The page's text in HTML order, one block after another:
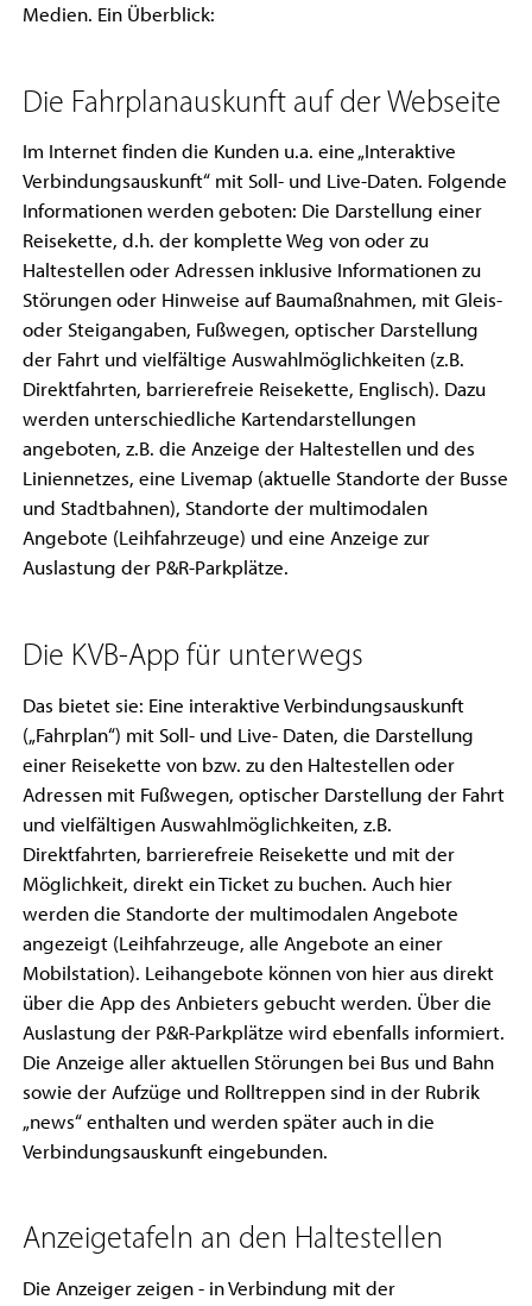
Medien. Ein Überblick:
Die Fahrplanauskunft auf der Webseite
Im Internet finden die Kunden u.a. eine „Interaktive
Verbindungsauskunft“ mit Soll- und Live-Daten. Folgende
Informationen werden geboten: Die Darstellung einer
Reisekette, d.h. der komplette Weg von oder zu
Haltestellen oder Adressen inklusive Informationen zu
Störungen oder Hinweise auf Baumaßnahmen, mit Gleis-
oder Steigangaben, Fußwegen, optischer Darstellung
der Fahrt und vielfältige Auswahlmöglichkeiten (z.B.
Direktfahrten, barrierefreie Reisekette, Englisch). Dazu
werden unterschiedliche Kartendarstellungen
angeboten, z.B. die Anzeige der Haltestellen und des
Liniennetzes, eine Livemap (aktuelle Standorte der Busse
und Stadtbahnen), Standorte der multimodalen
Angebote (Leihfahrzeuge) und eine Anzeige zur
Auslastung der P&R-Parkplätze.
Die KVB-App für unterwegs
Das bietet sie: Eine interaktive Verbindungsauskunft
(„Fahrplan“) mit Soll- und Live- Daten, die Darstellung
einer Reisekette von bzw. zu den Haltestellen oder
Adressen mit Fußwegen, optischer Darstellung der Fahrt
und vielfältigen Auswahlmöglichkeiten, z.B.
Direktfahrten, barrierefreie Reisekette und mit der
Möglichkeit, direkt ein Ticket zu buchen. Auch hier
werden die Standorte der multimodalen Angebote
angezeigt (Leihfahrzeuge, alle Angebote an einer
Mobilstation). Leihangebote können von hier aus direkt
über die App des Anbieters gebucht werden. Über die
Auslastung der P&R-Parkplätze wird ebenfalls informiert.
Die Anzeige aller aktuellen Störungen bei Bus und Bahn
sowie der Aufzüge und Rolltreppen sind in der Rubrik
„news“ enthalten und werden später auch in die
Verbindungsauskunft eingebunden.
Anzeigetafeln an den Haltestellen
Die Anzeiger zeigen - in Verbindung mit der